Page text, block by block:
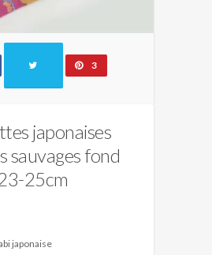
3
japonaises
sauvages fond
25cm
japonaise